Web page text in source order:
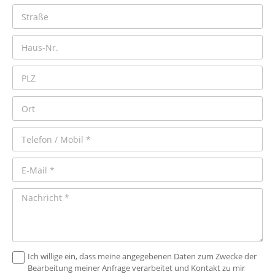
Ich willige ein, dass meine angegebenen Daten zum Zwecke der
Bearbeitung meiner Anfrage verarbeitet und Kontakt zu mir